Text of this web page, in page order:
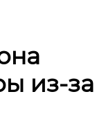
из-за